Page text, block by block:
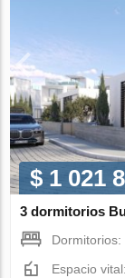
$ 1 021
3 dormitorios
Dormitorios:
Espacio